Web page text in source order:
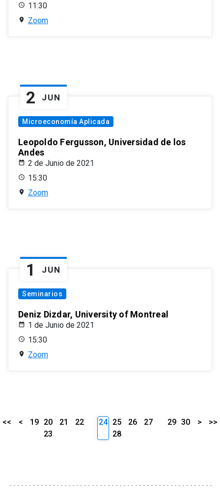
11:30
Zoom
2 JUN
Microeconomía Aplicada
Leopoldo Fergusson, Universidad de los
Andes
2 de Junio de 2021
15:30
Zoom
1 JUN
Seminarios
Deniz Dizdar, University of Montreal
1 de Junio de 2021
15:30
Zoom
<< < 19 20 21
22
23
24 25 26
27
28
29 30 > >>